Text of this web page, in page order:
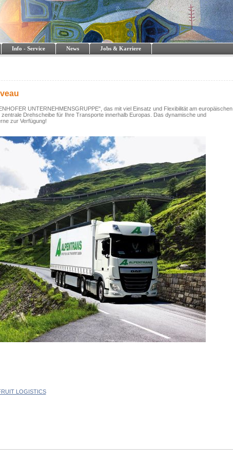
Info - Service News Jobs & Karriere
UNTERNEHMENSGRUPPE", das mit viel Einsatz und Flexibilität am europäischen
Drehscheibe für Ihre Transporte innerhalb Europas. Das dynamische und
zur Verfügung!
LOGISTICS